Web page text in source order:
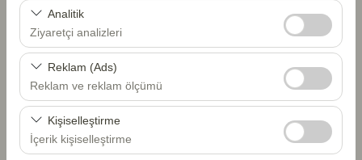
Bu çerezler sitenin doğru şekilde çalışması, güvenlik,
oturum yönetimi ve temel işlevler için gereklidir. Devre
dışı bırakılamaz.
Analitik
Ziyaretçi analizleri
Bu çerezler, sitemizin nasıl kullanıldığını (ziyaretçi sayısı,
en çok ziyaret edilen sayfalar, kullanıcı davranışları)
analiz etmemizi sağlar. Bu veriler, web sitesi
performansını ölçmek ve kullanıcı deneyimini sürekli
iyileştirmek için kullanılır.
Reklam (Ads)
Reklam ve reklam ölçümü
Bu çerezler, size ilgi alanlarınıza uygun kişiselleştirilmiş
reklamlar göstermemize ve reklam kampanyalarımızın
etkinliğini (gösterim sayısı, tıklama oranı) ölçmemize
Kişiselleştirme
İçerik kişiselleştirme
Trabzon Havalimanı - TZX
Farklı yerde bırakmak istiyorum
Alış Tarih Saat